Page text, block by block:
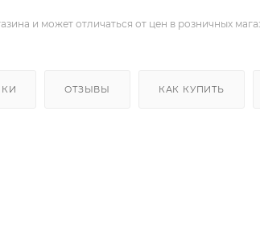
и может отличаться от цен в розничных
ОТЗЫВЫ КАК КУПИТЬ